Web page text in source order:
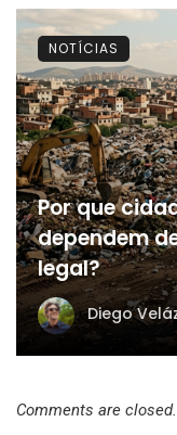
Por que
dependem
legal?
Diego
NOTÍCIAS
Comments are closed.